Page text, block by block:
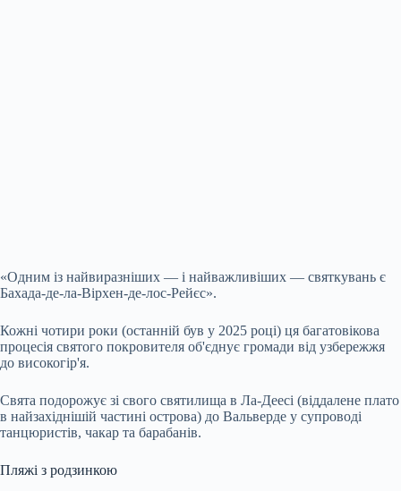
«Одним із найвиразніших — і найважливіших — святкувань є
Бахада-де-ла-Вірхен-де-лос-Рейєс».
Кожні чотири роки (останній був у 2025 році) ця багатовікова
процесія святого покровителя об'єднує громади від узбережжя
до високогір'я.
Свята подорожує зі свого святилища в Ла-Деесі (віддалене плато
в найзахіднішій частині острова) до Вальверде у супроводі
танцюристів, чакар та барабанів.
Пляжі з родзинкою